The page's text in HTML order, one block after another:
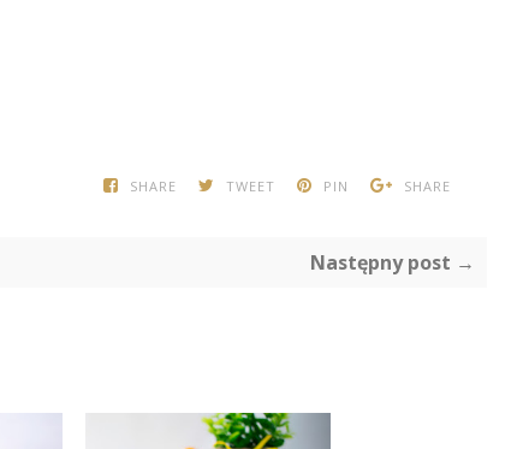
SHARE TWEET PIN SHARE
Następny post →